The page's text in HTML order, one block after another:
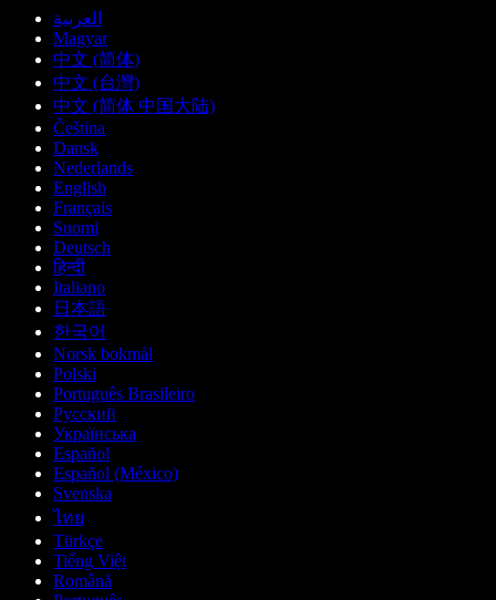
العربية
Magyar
中文 (简体)
中文 (台灣)
中文 (简体 中国大陆)
Čeština
Dansk
Nederlands
English
Français
Suomi
Deutsch
हिन्दी
Italiano
日本語
한국어
Norsk bokmål
Polski
Português Brasileiro
Русский
Українська
Español
Español (México)
Svenska
ไทย
Türkçe
Tiếng Việt
Română